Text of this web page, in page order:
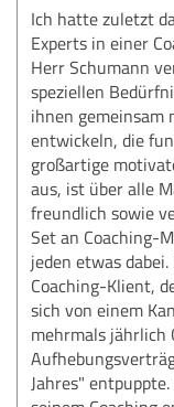
Ich hatte zuletzt
Experts in einer
Herr Schumann
speziellen
ihnen gemeinsam
entwickeln, die
großartige
aus, ist über alle
freundlich sowie
Set an Coaching-
jeden etwas
Coaching-Klient,
sich von einem
mehrmals jährlich
Jahres"